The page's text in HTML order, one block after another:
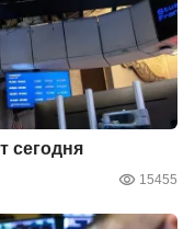
сегодня
15455